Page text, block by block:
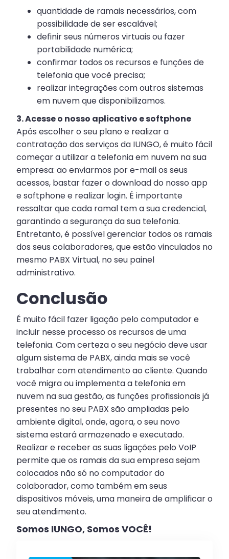
quantidade de ramais necessários, com
possibilidade de ser escalável;
definir seus números virtuais ou fazer
portabilidade numérica;
confirmar todos os recursos e funções de
telefonia que você precisa;
realizar integrações com outros sistemas
em nuvem que disponibilizamos.
3. Acesse o nosso aplicativo e softphone
Após escolher o seu plano e realizar a
contratação dos serviços da IUNGO, é muito fácil
começar a utilizar a telefonia em nuvem na sua
empresa: ao enviarmos por e-mail os seus
acessos, bastar fazer o download do nosso app
e softphone e realizar login. É importante
ressaltar que cada ramal tem a sua credencial,
garantindo a segurança da sua telefonia.
Entretanto, é possível gerenciar todos os ramais
dos seus colaboradores, que estão vinculados no
mesmo PABX Virtual, no seu painel
administrativo.
Conclusão
É muito fácil fazer ligação pelo computador e
incluir nesse processo os recursos de uma
telefonia. Com certeza o seu negócio deve usar
algum sistema de PABX, ainda mais se você
trabalhar com atendimento ao cliente. Quando
você migra ou implementa a telefonia em
nuvem na sua gestão, as funções profissionais já
presentes no seu PABX são ampliadas pelo
ambiente digital, onde, agora, o seu novo
sistema estará armazenado e executado.
Realizar e receber as suas ligações pelo VoIP
permite que os ramais da sua empresa sejam
colocados não só no computador do
colaborador, como também em seus
dispositivos móveis, uma maneira de amplificar o
seu atendimento.
Somos IUNGO, Somos VOCÊ!